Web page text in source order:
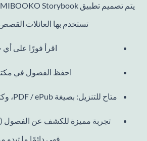
تستخدم بها العائلات
اقرأ فورًا على أي
احفظ الفصول في
متاح للتنزيل: بصيغة PDF / ePub، وكتاب صوتي بصيغة MP3
تجربة مميزة للكشف عن الفصول
فهي دائمًا ما تبدو